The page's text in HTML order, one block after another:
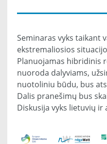
Seminaras vyks taikant
ekstremaliosios
Planuojamas hibridinis
nuoroda dalyviams,
nuotoliniu būdu, bus
Dalis pranešimų bus
Diskusija vyks lietuvių ir